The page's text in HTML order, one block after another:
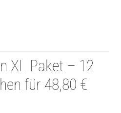
XL Paket – 12
für 48,80 €